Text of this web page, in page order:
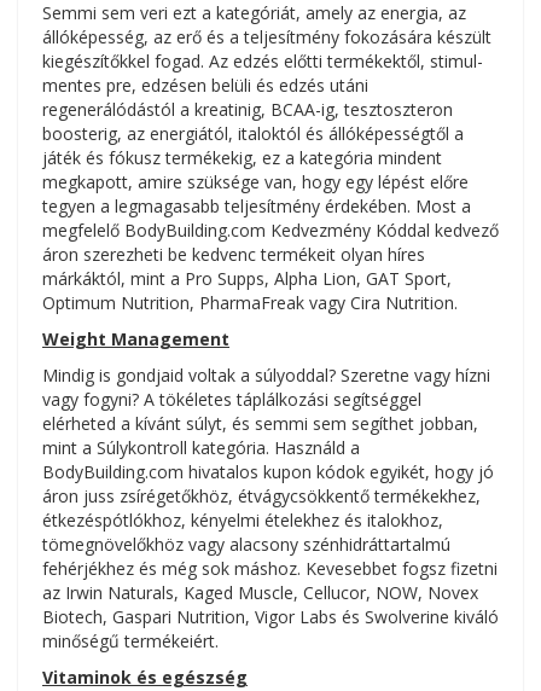
Semmi sem veri ezt a kategóriát, amely az energia, az
állóképesség, az erő és a teljesítmény fokozására készült
kiegészítőkkel fogad. Az edzés előtti termékektől, stimul-
mentes pre, edzésen belüli és edzés utáni
regenerálódástól a kreatinig, BCAA-ig, tesztoszteron
boosterig, az energiától, italoktól és állóképességtől a
játék és fókusz termékekig, ez a kategória mindent
megkapott, amire szüksége van, hogy egy lépést előre
tegyen a legmagasabb teljesítmény érdekében. Most a
megfelelő BodyBuilding.com Kedvezmény Kóddal kedvező
áron szerezheti be kedvenc termékeit olyan híres
márkáktól, mint a Pro Supps, Alpha Lion, GAT Sport,
Optimum Nutrition, PharmaFreak vagy Cira Nutrition.
Weight Management
Mindig is gondjaid voltak a súlyoddal? Szeretne vagy hízni
vagy fogyni? A tökéletes táplálkozási segítséggel
elérheted a kívánt súlyt, és semmi sem segíthet jobban,
mint a Súlykontroll kategória. Használd a
BodyBuilding.com hivatalos kupon kódok egyikét, hogy jó
áron juss zsírégetőkhöz, étvágycsökkentő termékekhez,
étkezéspótlókhoz, kényelmi ételekhez és italokhoz,
tömegnövelőkhöz vagy alacsony szénhidráttartalmú
fehérjékhez és még sok máshoz. Kevesebbet fogsz fizetni
az Irwin Naturals, Kaged Muscle, Cellucor, NOW, Novex
Biotech, Gaspari Nutrition, Vigor Labs és Swolverine kiváló
minőségű termékeiért.
Vitaminok és egészség